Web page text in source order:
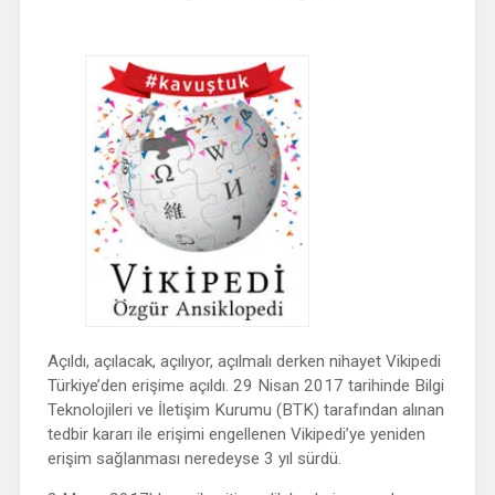
Açıldı, açılacak, açılıyor, açılmalı derken nihayet Vikipedi
Türkiye’den erişime açıldı. 29 Nisan 2017 tarihinde Bilgi
Teknolojileri ve İletişim Kurumu (BTK) tarafından alınan
tedbir kararı ile erişimi engellenen Vikipedi’ye yeniden
erişim sağlanması neredeyse 3 yıl sürdü.